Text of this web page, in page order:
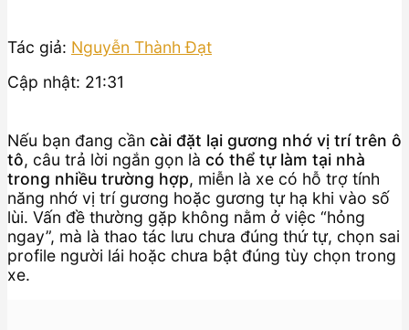
Tác giả: Nguyễn Thành Đạt
Cập nhật: 21:31
Nếu bạn đang cần cài đặt lại gương nhớ vị trí trên ô
tô, câu trả lời ngắn gọn là có thể tự làm tại nhà
trong nhiều trường hợp, miễn là xe có hỗ trợ tính
năng nhớ vị trí gương hoặc gương tự hạ khi vào số
lùi. Vấn đề thường gặp không nằm ở việc “hỏng
ngay”, mà là thao tác lưu chưa đúng thứ tự, chọn sai
profile người lái hoặc chưa bật đúng tùy chọn trong
xe.